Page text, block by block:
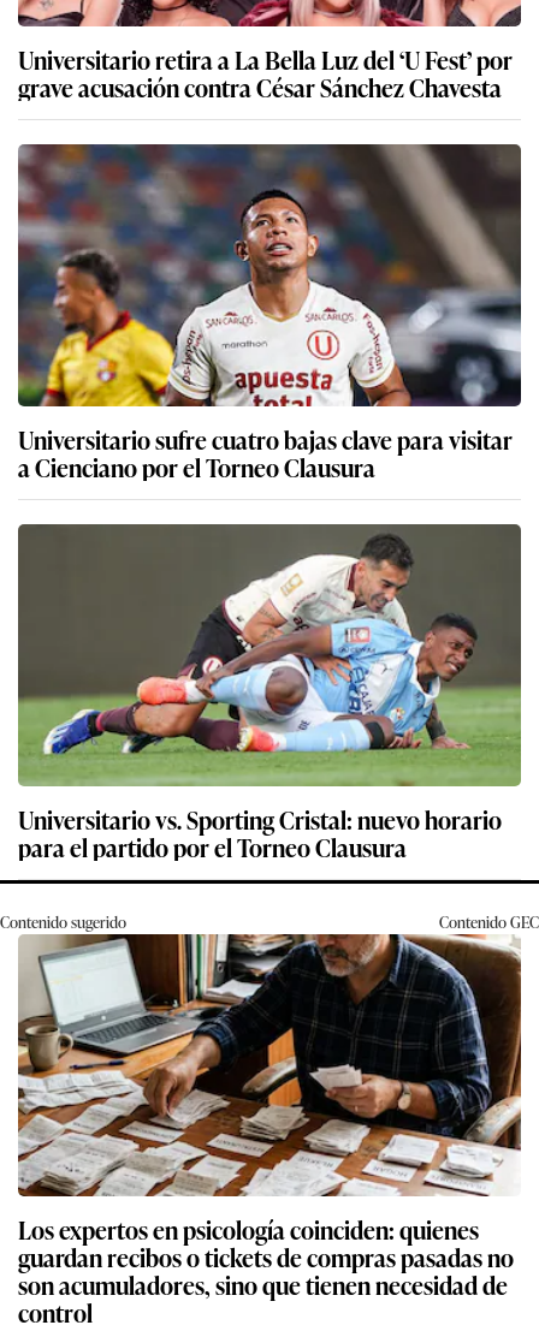
Universitario retira a La Bella Luz del ‘U Fest’ por
grave acusación contra César Sánchez Chavesta
Universitario sufre cuatro bajas clave para visitar
a Cienciano por el Torneo Clausura
Universitario vs. Sporting Cristal: nuevo horario
para el partido por el Torneo Clausura
Contenido sugerido ContenidoGEC
Los expertos en psicología coinciden: quienes
guardan recibos o tickets de compras pasadas no
son acumuladores, sino que tienen necesidad de
control